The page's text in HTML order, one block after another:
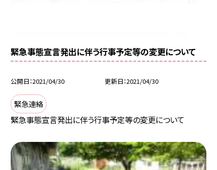
緊急事態宣言発出に伴う行事予定等の変更について
公開日 2021/04/30 更新日 2021/04/30
緊急連絡
緊急事態宣言発出に伴う行事予定等の変更について